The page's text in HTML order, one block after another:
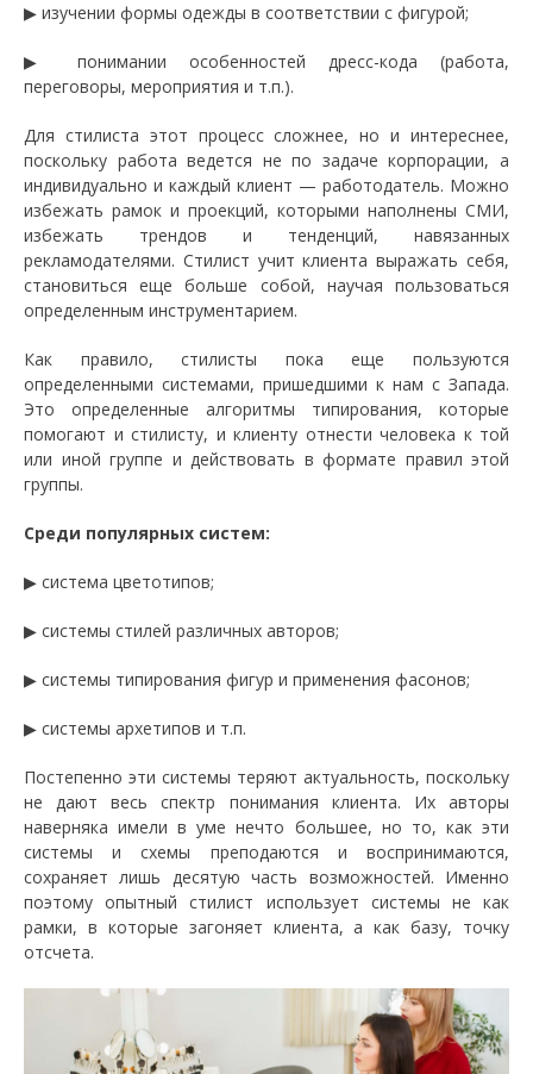
▶ изучении формы одежды в соответствии с фигурой;
▶ понимании особенностей дресс-кода (работа,
переговоры, мероприятия и т.п.).
Для стилиста этот процесс сложнее, но и интереснее,
поскольку работа ведется не по задаче корпорации, а
индивидуально и каждый клиент — работодатель. Можно
избежать рамок и проекций, которыми наполнены СМИ,
избежать трендов и тенденций, навязанных
рекламодателями. Стилист учит клиента выражать себя,
становиться еще больше собой, научая пользоваться
определенным инструментарием.
Как правило, стилисты пока еще пользуются
определенными системами, пришедшими к нам с Запада.
Это определенные алгоритмы типирования, которые
помогают и стилисту, и клиенту отнести человека к той
или иной группе и действовать в формате правил этой
группы.
Среди популярных систем:
▶ система цветотипов;
▶ системы стилей различных авторов;
▶ системы типирования фигур и применения фасонов;
▶ системы архетипов и т.п.
Постепенно эти системы теряют актуальность, поскольку
не дают весь спектр понимания клиента. Их авторы
наверняка имели в уме нечто большее, но то, как эти
системы и схемы преподаются и воспринимаются,
сохраняет лишь десятую часть возможностей. Именно
поэтому опытный стилист использует системы не как
рамки, в которые загоняет клиента, а как базу, точку
отсчета.